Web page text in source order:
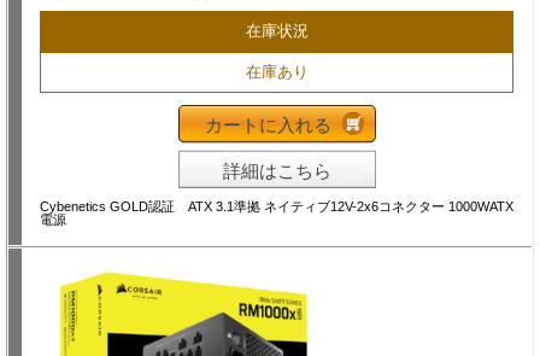
在庫状況
在庫あり
カートに入れる
詳細はこちら
Cybenetics GOLD認証 ATX 3.1準拠 ネイティブ12V-2x6コネクター 1000WATX
電源